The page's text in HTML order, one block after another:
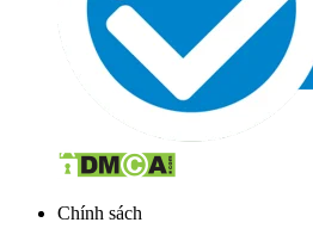
Chính sách